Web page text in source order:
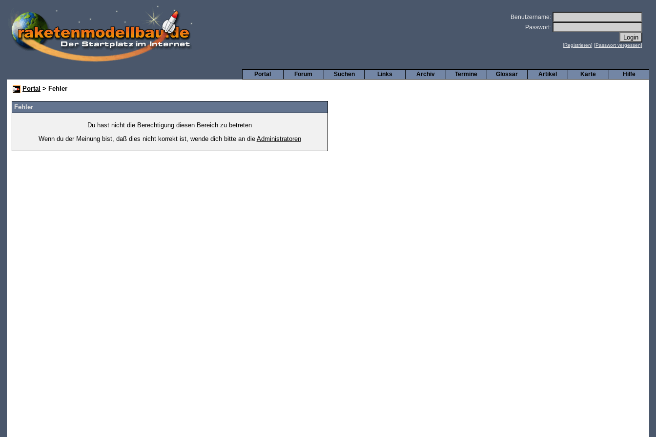
Benutzername:
Passwort:
[Registrieren] [Passwort vergessen]
Hilfe
Karte
Artikel
Glossar
Termine
Archiv
Links
Suchen
Forum
Portal
Portal > Fehler
Fehler
Du hast nicht die Berechtigung diesen Bereich zu betreten
Wenn du der Meinung bist, daß dies nicht korrekt ist, wende dich bitte an die Administratoren